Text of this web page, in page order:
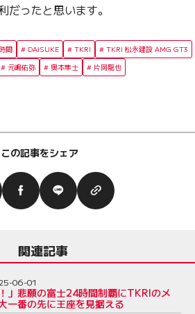
だったと思います。
間 DAISUKE TKRI
TKRI 松永建設 AMG GT3
元嶋佑弥 奥本隼士 片岡龍也
この記事をシェア
関連記事
」悲願の富士24時間制覇にTKRIのメ
一番の先に王座を見据える
06-01